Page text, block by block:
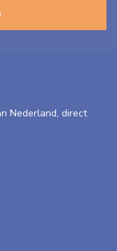
Nederland, direct